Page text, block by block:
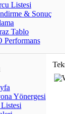
Listesi
& Sonuç
Tablo
Performans
Yönergesi